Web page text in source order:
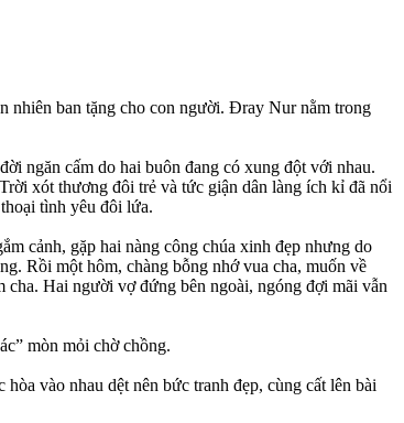
nhiên ban tặng cho con người. Đray Nur nằm trong
ngăn cấm do hai buôn đang có xung đột với nhau.
xót thương đôi trẻ và tức giận dân làng ích kỉ đã nổi
tình yêu đôi lứa.
cảnh, gặp hai nàng công chúa xinh đẹp nhưng do
Rồi một hôm, chàng bỗng nhớ vua cha, muốn về
Hai người vợ đứng bên ngoài, ngóng đợi mãi vẫn
mòn mỏi chờ chồng.
vào nhau dệt nên bức tranh đẹp, cùng cất lên bài